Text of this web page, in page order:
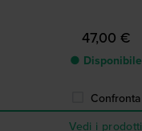
47,00 €
● Disponibile
Confronta
Vedi i prodotti